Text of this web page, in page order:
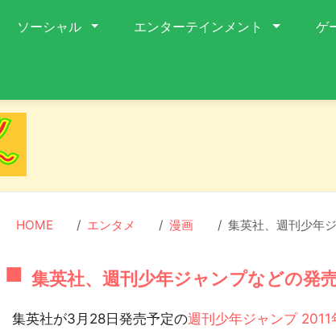
ソーシャル エンターテインメント ゲ
HOME エンタメ 漫画 集英社、週刊少年
集英社、週刊少年ジャンプなどの発
集英社が3月28日発売予定の週刊少年ジャンプ